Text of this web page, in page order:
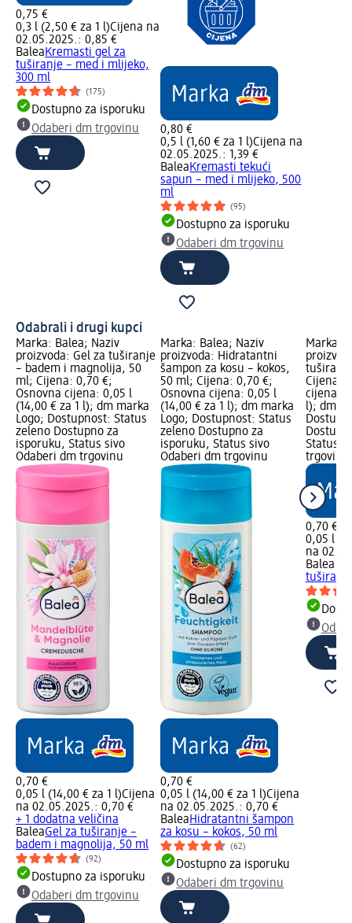
0,75 €
0,3 l (2,50 € za 1 l)Cijena na
02.05.2025.: 0,85 €
BaleaKremasti gel za
tuširanje – med i mlijeko,
300 ml
(175)
Dostupno za isporuku
Odaberi dm trgovinu
0,80 €
0,5 l (1,60 € za 1 l)Cijena na
02.05.2025.: 1,39 €
BaleaKremasti tekući
sapun – med i mlijeko, 500
ml
(95)
Dostupno za isporuku
Odaberi dm trgovinu
Odabrali i drugi kupci
Marka: Balea; Naziv
proizvoda: Gel za tuširanje
– badem i magnolija, 50
ml; Cijena: 0,70 €;
Osnovna cijena: 0,05 l
(14,00 € za 1 l); dm marka
Logo; Dostupnost: Status
zeleno Dostupno za
isporuku, Status sivo
Odaberi dm trgovinu
0,70 €
0,05 l (14,00 € za 1 l)Cijena
na 02.05.2025.: 0,70 €
+ 1 dodatna veličina
BaleaGel za tuširanje –
badem i magnolija, 50 ml
(92)
Dostupno za isporuku
Odaberi dm trgovinu
Marka: Balea; Naziv
proizvoda: Hidratantni
šampon za kosu – kokos,
50 ml; Cijena: 0,70 €;
Osnovna cijena: 0,05 l
(14,00 € za 1 l); dm marka
Logo; Dostupnost: Status
zeleno Dostupno za
isporuku, Status sivo
Odaberi dm trgovinu
0,70 €
0,05 l (14,00 € za 1 l)Cijena
na 02.05.2025.: 0,70 €
BaleaHidratantni šampon
za kosu – kokos, 50 ml
(62)
Dostupno za isporuku
Odaberi dm trgovinu
Marka:
Cijena:
cijena:
l); dm
Status
trgovinu
0,70 €
0,05 l
na
Balea